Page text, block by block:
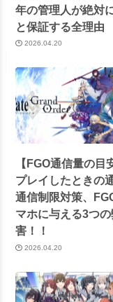
年の管理人が絶対
と保証する全理由
2026.04.20
【FGO通信量の目
プレイしたときの
通信制限対策、
マホに与える3つ
害！！
2026.04.20